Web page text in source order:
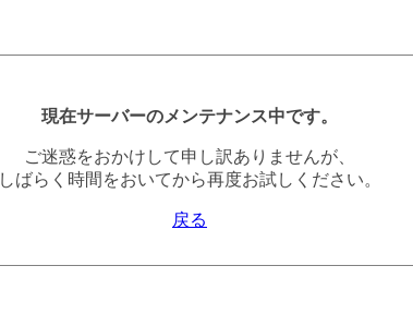
現在サーバーのメンテナンス中です。
ご迷惑をおかけして申し訳ありませんが、
しばらく時間をおいてから再度お試しください。
戻る